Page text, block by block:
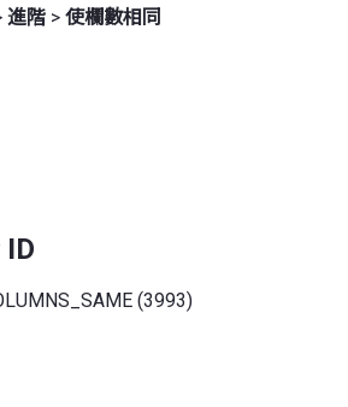
進階 > 使欄數相同
(3993)